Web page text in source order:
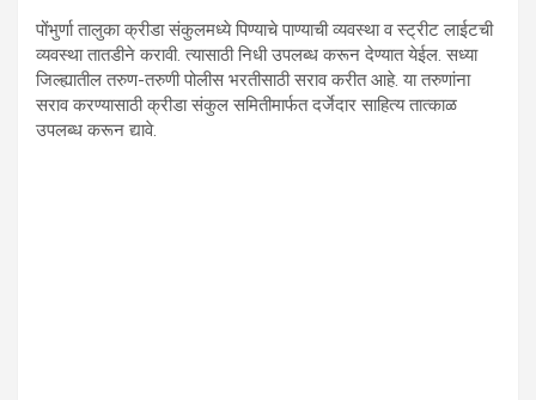
पोंभुर्णा तालुका क्रीडा संकुलमध्ये पिण्याचे पाण्याची व्यवस्था व स्ट्रीट लाईटची
व्यवस्था तातडीने करावी. त्यासाठी निधी उपलब्ध करून देण्यात येईल. सध्या
जिल्ह्यातील तरुण-तरुणी पोलीस भरतीसाठी सराव करीत आहे. या तरुणांना
सराव करण्यासाठी क्रीडा संकुल समितीमार्फत दर्जेदार साहित्य तात्काळ
उपलब्ध करून द्यावे.